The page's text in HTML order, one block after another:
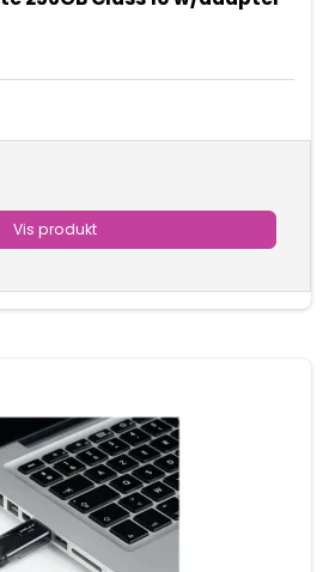
Vis produkt